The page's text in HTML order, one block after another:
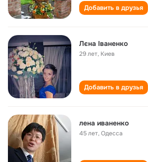
Добавить в друзья
Лєна Іваненко
29 лет, Киев
Добавить в друзья
лена иваненко
45 лет,Одесса